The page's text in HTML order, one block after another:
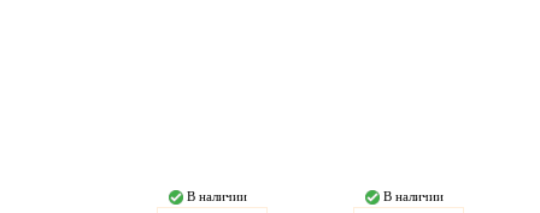
В наличии В наличии